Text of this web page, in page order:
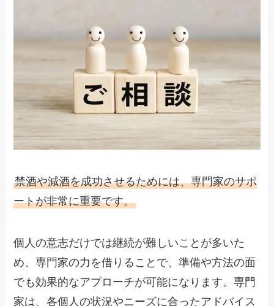
禁酒や減酒を成功させるためには、専門家のサポ
ートが非常に重要です。
個人の意志だけでは継続が難しいことが多いた
め、専門家の力を借りることで、準備や方法の面
でも効果的なアプローチが可能になります。専門
家は、各個人の状況やニーズに合ったアドバイス